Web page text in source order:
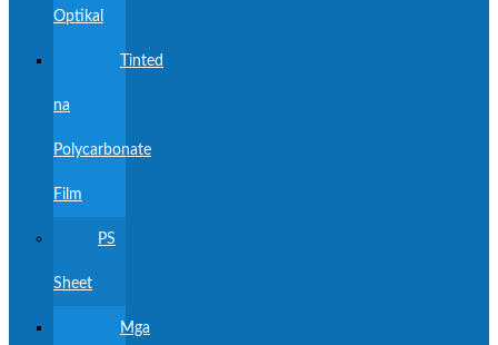
Optikal
Tinted
na
Polycarbonate
Film
PS
Sheet
Mga